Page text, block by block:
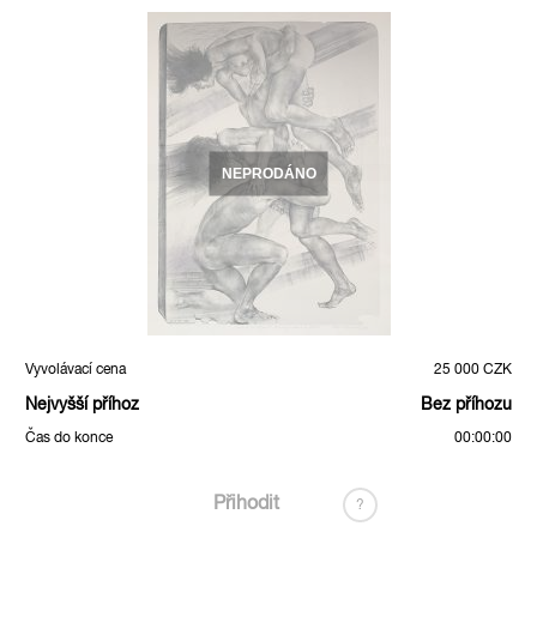
NEPRODÁNO
Vyvolávací cena 25 000 CZK
Nejvyšší příhoz Bez příhozu
Čas do konce 00:00:00
Přihodit ?